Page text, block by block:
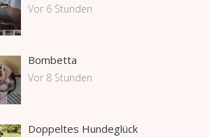
Vor 6 Stunden
Bombetta
Vor 8 Stunden
Doppeltes Hundeglück